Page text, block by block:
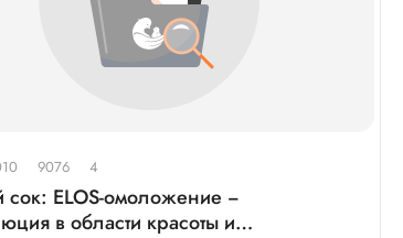
9076 4
ELOS-омоложение −
в области красоты и